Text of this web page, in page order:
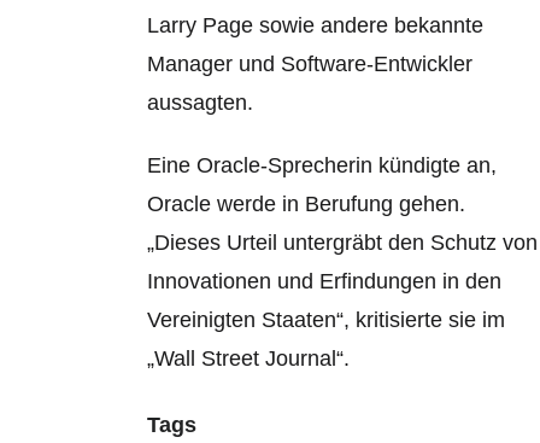
Larry Page sowie andere bekannte
Manager und Software-Entwickler
aussagten.
Eine Oracle-Sprecherin kündigte an,
Oracle werde in Berufung gehen.
„Dieses Urteil untergräbt den Schutz von
Innovationen und Erfindungen in den
Vereinigten Staaten“, kritisierte sie im
„Wall Street Journal“.
Tags